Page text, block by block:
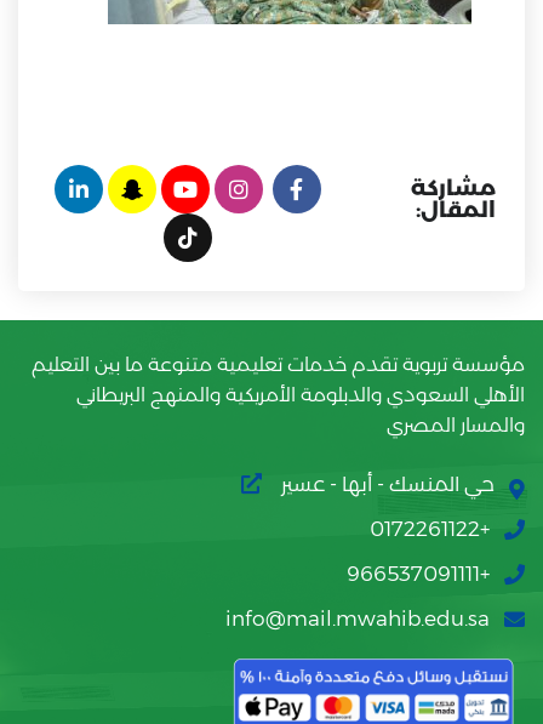
مشاركة
المقال:
مؤسسة تربوية تقدم خدمات تعليمية متنوعة ما بين التعليم
الأهلي السعودي والدبلومة الأمريكية والمنهج البريطاني
والمسار المصري
حي المنسك - أبها - عسير
+0172261122
+966537091111
info@mail.mwahib.edu.sa